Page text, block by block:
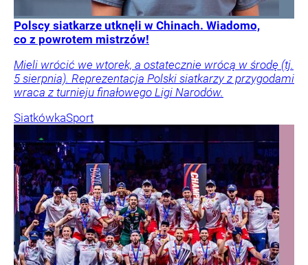
Polscy siatkarze utknęli w Chinach. Wiadomo,
co z powrotem mistrzów!
Mieli wrócić we wtorek, a ostatecznie wrócą w środę (tj.
5 sierpnia). Reprezentacja Polski siatkarzy z przygodami
wraca z turnieju finałowego Ligi Narodów.
SiatkówkaSport